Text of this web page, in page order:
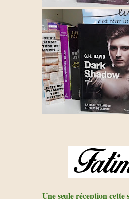
Une seule réception cette